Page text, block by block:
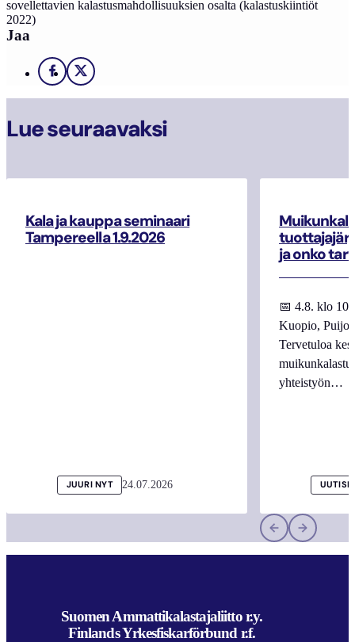
sovellettavien kalastusmahdollisuuksien osalta (kalastuskiintiöt
2022)
Jaa
Facebook
X
Lue seuraavaksi
Kala ja kauppa seminaari
Tampereella 1.9.2026
JUURI NYT 24.07.2026
ja onko
📅 4.8. klo
Kuopio,
Tervetuloa
yhteistyön…
Suomen Ammattikalastajaliitto r.y.
Finlands Yrkesfiskarförbund r.f.